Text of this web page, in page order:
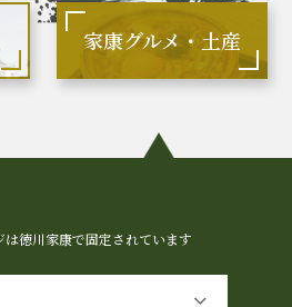
の関係
モデルコース
家康グルメ・土産
は徳川家康で固定されています